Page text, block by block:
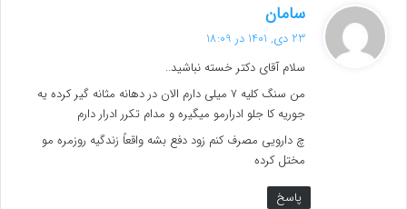
سامان
ف
:
23 دی, 1401 در 18:09
سلام آقای دکتر خسته نباشید..
من سنگ کلیه 7 میلی دارم الان در دهانه مثانه گیر کرده یه
جوریه کا جلو ادرارمو میگیره و مدام تکرر ادرار دارم
چ دارویی مصرف کنم زود دفع بشه واقعاً زندگیه روزمره مو
مختل کرده
پاسخ